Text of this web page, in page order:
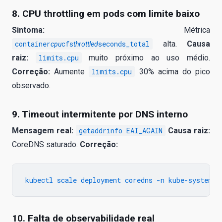
8. CPU throttling em pods com limite baixo
Sintoma: Métrica
containercpucfsthrottledseconds_total alta. Causa
raiz:
limits.cpu
muito próximo ao uso médio.
Correção: Aumente limits.cpu
30% acima do pico
observado.
9. Timeout intermitente por DNS interno
Mensagem real: getaddrinfo EAI_AGAIN
Causa raiz:
CoreDNS saturado. Correção:
10. Falta de observabilidade real